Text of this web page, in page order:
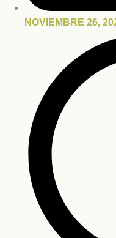
NOVIEMBRE 26,